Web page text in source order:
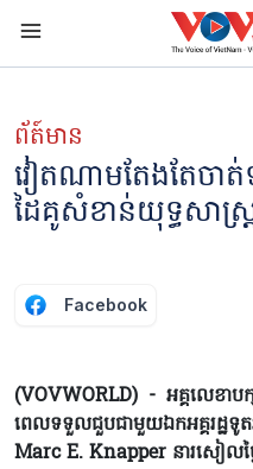
Nhảy đến nội dung
ព័ត៍មាន
វៀតណាមតែងតែចាត់
ដៃគូសំខាន់យុទ្ធសាស្ត្
Facebook
(VOVWORLD) - អគ្គលេខា
ពេលទទួលជួបជាមួយឯកអគ្គរដ្ឋទូ
Marc E. Knapper នារសៀល